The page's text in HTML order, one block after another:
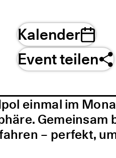
Kalender
Event teilen
einmal im
Gemeinsam
– perfekt,